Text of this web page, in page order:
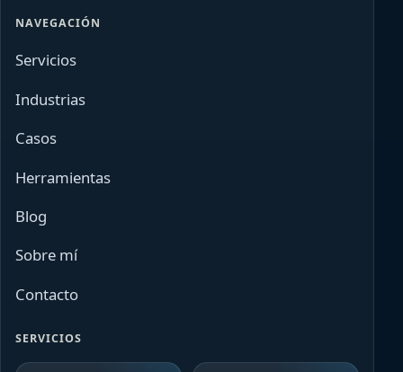
NAVEGACIÓN
Servicios
Industrias
Casos
Herramientas
Blog
Sobre mí
Contacto
SERVICIOS